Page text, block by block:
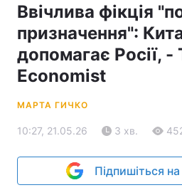
Ввічлива фікція
призначення":
допомагає Росії, -
Economist
МАРТА ГИЧКО
10:27, 21.05.26 3 хв.
Підпишіться